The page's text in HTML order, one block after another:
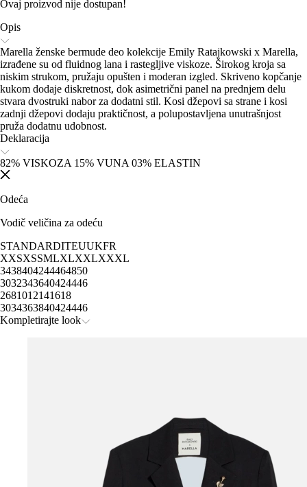
Ovaj proizvod nije dostupan!
Opis
Marella ženske bermude deo kolekcije Emily Ratajkowski x Marella,
izrađene su od fluidnog lana i rastegljive viskoze. Širokog kroja sa
niskim strukom, pružaju opušten i moderan izgled. Skriveno kopčanje
kukom dodaje diskretnost, dok asimetrični panel na prednjem delu
stvara dvostruki nabor za dodatni stil. Kosi džepovi sa strane i kosi
zadnji džepovi dodaju praktičnost, a polupostavljena unutrašnjost
pruža dodatnu udobnost.
Deklaracija
82% VISKOZA 15% VUNA 03% ELASTIN
Odeća
Vodič veličina za odeću
STANDARDITEUUKFR
XXSXSSMLXLXXLXXXL
3438404244464850
3032343640424446
2681012141618
3034363840424446
Kompletirajte look